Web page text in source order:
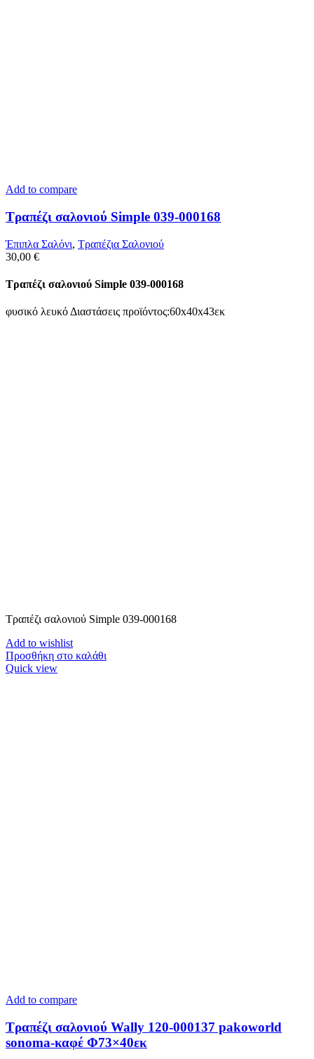
Add to compare
Τραπέζι σαλονιού Simple 039-000168
Έπιπλα Σαλόνι, Τραπέζια Σαλονιού
30,00 €
Τραπέζι σαλονιού Simple 039-000168
φυσικό λευκό Διαστάσεις προϊόντος:60x40x43εκ
Τραπέζι σαλονιού Simple 039-000168
Add to wishlist
Προσθήκη στο καλάθι
Quick view
Add to compare
Τραπέζι σαλονιού Wally 120-000137 pakoworld
sonoma-καφέ Φ73×40εκ